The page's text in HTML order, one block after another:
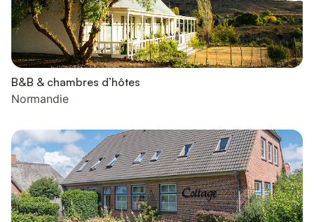
B&B & chambres d’hôtes
Normandie